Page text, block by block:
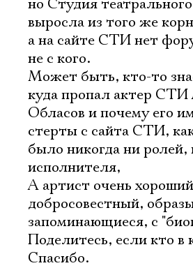
но Студия
выросла из того же
а на сайте СТИ нет
не с кого.
Может быть, кто-то
куда пропал актер СТИ
Обласов и почему его
стерты с сайта СТИ,
было никогда ни ролей,
исполнителя,
А артист очень
добросовестный,
запоминающиеся, с
Поделитесь, если кто в
Спасибо.
Электропочта
Имя
Ознакомиться